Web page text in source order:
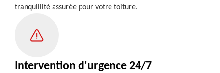
tranquillité assurée pour votre toiture.
Intervention d'urgence 24/7